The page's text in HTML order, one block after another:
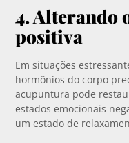
4. Alterando
positiva
Em situações
hormônios do corpo
acupuntura pode
estados emocionais
um estado de